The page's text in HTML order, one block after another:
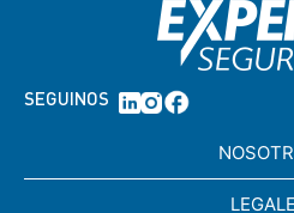
SEGUINOS